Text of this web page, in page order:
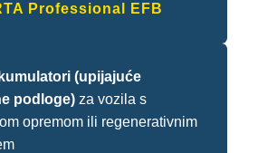
Professional EFB
(upijajuće
podloge) za vozila s
opremom ili regenerativnim